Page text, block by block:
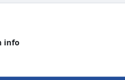
info